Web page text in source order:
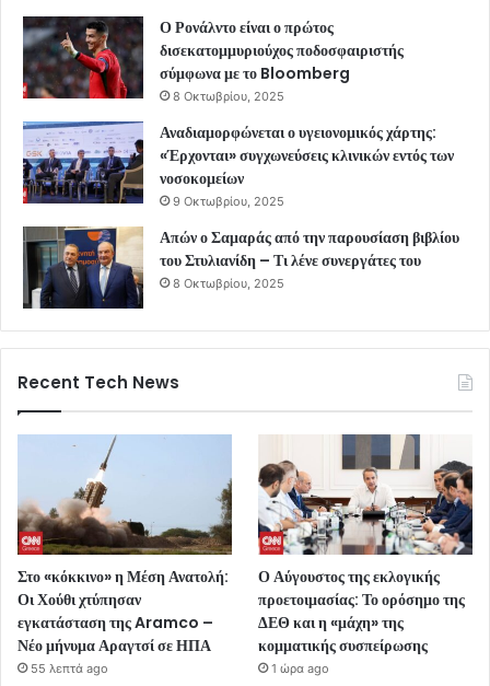
Ο Ρονάλντο είναι ο πρώτος
δισεκατομμυριούχος ποδοσφαιριστής
σύμφωνα με το Bloomberg
8 Οκτωβρίου, 2025
Αναδιαμορφώνεται ο υγειονομικός χάρτης:
«Έρχονται» συγχωνεύσεις κλινικών εντός των
νοσοκομείων
9 Οκτωβρίου, 2025
Απών ο Σαμαράς από την παρουσίαση βιβλίου
του Στυλιανίδη – Τι λένε συνεργάτες του
8 Οκτωβρίου, 2025
Recent Tech News
Στο «κόκκινο» η Μέση Ανατολή:
Οι Χούθι χτύπησαν
εγκατάσταση της Aramco –
Νέο μήνυμα Αραγτσί σε ΗΠΑ
55 λεπτά ago
Ο Αύγουστος της εκλογικής
προετοιμασίας: Το ορόσημο της
ΔΕΘ και η «μάχη» της
κομματικής συσπείρωσης
1 ώρα ago